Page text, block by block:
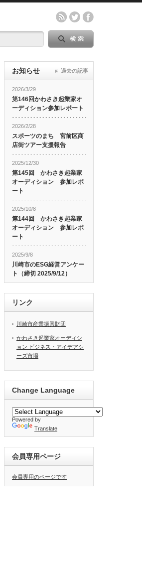
お知らせ
2026/3/29
第146回かわさき起業家オ
ーディション参加レポート
2026/2/28
スポーツのまち 宮前区商
店街ツアー支援報告
2025/12/30
第145回 かわさき起業家
オーディション 参加レポ
ート
2025/10/8
第144回 かわさき起業家
オーディション 参加レポ
ート
2025/9/8
川崎市のESG経営アンケー
ト（締切 2025/9/12）
過去の記事
リンク
川崎市産業振興財団
かわさき起業家オーディシ
ョン ビジネス・アイデアシ
ーズ市場
Change Language
Powered by
Translate
会員専用ページ
会員専用のページです